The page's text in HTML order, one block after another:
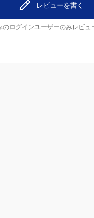
レビューを書く
のログインユーザーのみ レビュ